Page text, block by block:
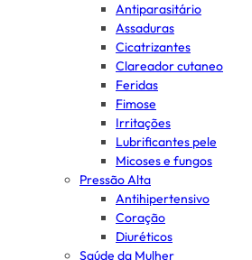
Antiparasitário
Assaduras
Cicatrizantes
Clareador cutaneo
Feridas
Fimose
Irritações
Lubrificantes pele
Micoses e fungos
Pressão Alta
Antihipertensivo
Coração
Diuréticos
Saúde da Mulher